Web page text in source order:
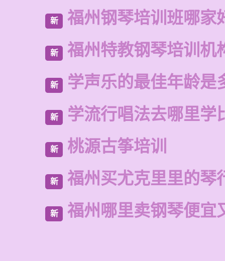
新 福州钢琴培训班哪家
新 福州特教钢琴培训机
新 学声乐的最佳年龄是
新 学流行唱法去哪里学
新 桃源古筝培训
新 福州买尤克里里的琴
新 福州哪里卖钢琴便宜